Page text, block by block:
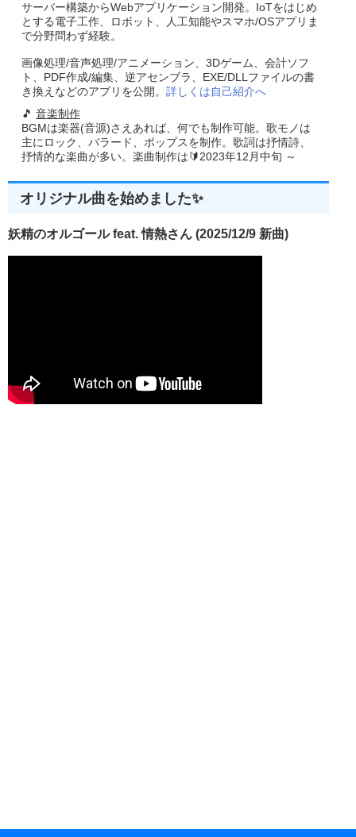
サーバー構築からWebアプリケーション開発。IoTをはじめ
とする電子工作、ロボット、人工知能やスマホ/OSアプリま
で分野問わず経験。
画像処理/音声処理/アニメーション、3Dゲーム、会計ソフ
ト、PDF作成/編集、逆アセンブラ、EXE/DLLファイルの書
き換えなどのアプリを公開。 詳しくは自己紹介へ
🎵 音楽制作
BGMは楽器(音源)さえあれば、何でも制作可能。歌モノは
主にロック、バラード、ポップスを制作。歌詞は抒情詩、
抒情的な楽曲が多い。楽曲制作は🔰2023年12月中旬 ～
オリジナル曲を始めました✨
妖精のオルゴール feat. 情熱さん (2025/12/9 新曲)